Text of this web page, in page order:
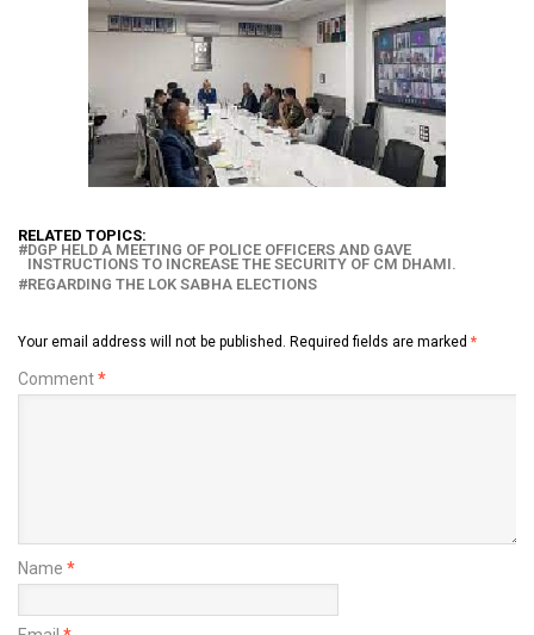
RELATED TOPICS:
DGP HELD A MEETING OF POLICE OFFICERS AND GAVE
INSTRUCTIONS TO INCREASE THE SECURITY OF CM DHAMI.
REGARDING THE LOK SABHA ELECTIONS
Your email address will not be published. Required fields are marked *
Comment*
Name *